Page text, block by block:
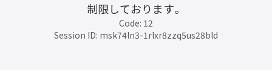
制限しております。
Code: 12
Session ID: msk74ln3-1rlxr8zzq5us28bld